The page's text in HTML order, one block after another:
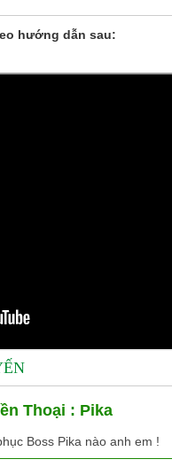
hướng dẫn sau:
Thoại : Pika
Boss Pika nào anh em !